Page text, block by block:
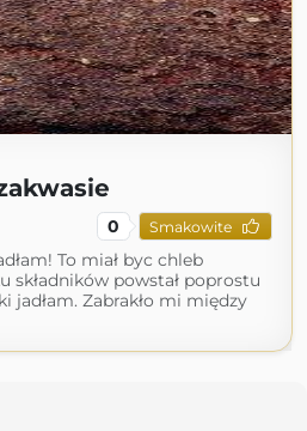
0 Smakowite
To miał byc chleb
składników powstał poprostu
jadłam. Zabrakło mi między